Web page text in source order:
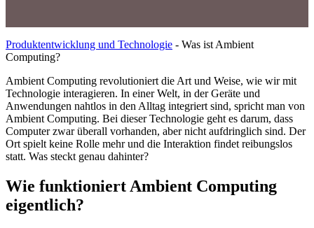
Produktentwicklung und Technologie - Was ist Ambient
Computing?
Ambient Computing revolutioniert die Art und Weise, wie wir mit
Technologie interagieren. In einer Welt, in der Geräte und
Anwendungen nahtlos in den Alltag integriert sind, spricht man von
Ambient Computing. Bei dieser Technologie geht es darum, dass
Computer zwar überall vorhanden, aber nicht aufdringlich sind. Der
Ort spielt keine Rolle mehr und die Interaktion findet reibungslos
statt. Was steckt genau dahinter?
Wie funktioniert Ambient Computing
eigentlich?